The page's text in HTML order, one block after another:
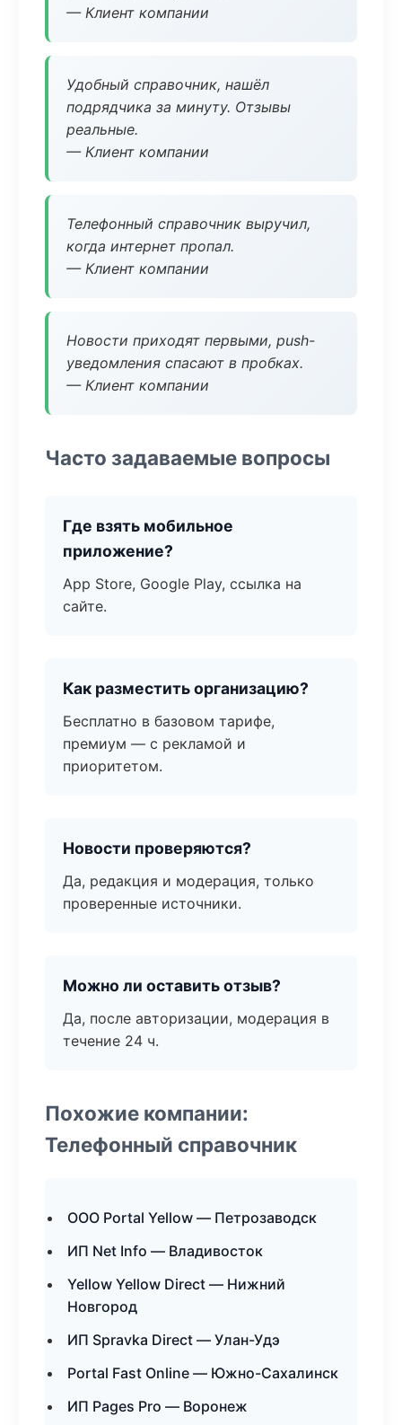
— Клиент компании
Удобный справочник, нашёл
подрядчика за минуту. Отзывы
реальные.
— Клиент компании
Телефонный справочник выручил,
когда интернет пропал.
— Клиент компании
Новости приходят первыми, push-
уведомления спасают в пробках.
— Клиент компании
Часто задаваемые вопросы
Где взять мобильное
приложение?
App Store, Google Play, ссылка на
сайте.
Как разместить организацию?
Бесплатно в базовом тарифе,
премиум — с рекламой и
приоритетом.
Новости проверяются?
Да, редакция и модерация, только
проверенные источники.
Можно ли оставить отзыв?
Да, после авторизации, модерация в
течение 24 ч.
Похожие компании:
Телефонный справочник
ООО Portal Yellow — Петрозаводск
ИП Net Info — Владивосток
Yellow Yellow Direct — Нижний
Новгород
ИП Spravka Direct — Улан-Удэ
Portal Fast Online — Южно-Сахалинск
ИП Pages Pro — Воронеж